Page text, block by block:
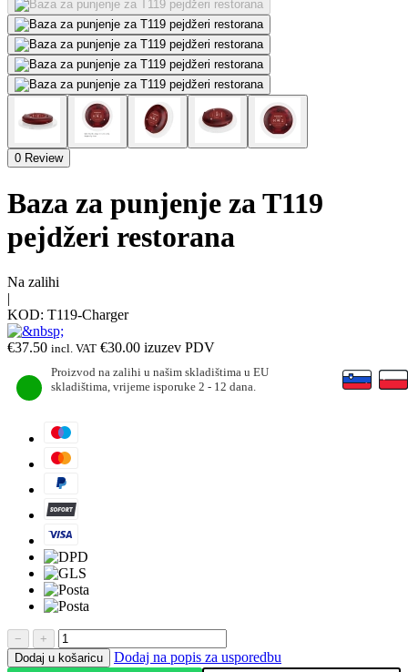
0 Review
Baza za punjenje za T119
pejdžeri restorana
Na zalihi
|
KOD: T119-Charger
€37.50 incl. VAT €30.00 izuzev PDV
Proizvod na zalihi u našim skladištima u EU
skladištima, vrijeme isporuke 2 - 12 dana.
−
+
Dodaj u košaricu
Dodaj na popis za usporedbu